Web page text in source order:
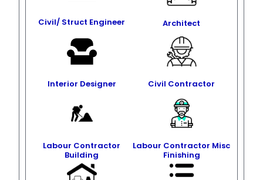
Civil/ Struct Engineer Architect
Interior Designer Civil Contractor
Labour Contractor
Building
Labour Contractor Misc
Finishing